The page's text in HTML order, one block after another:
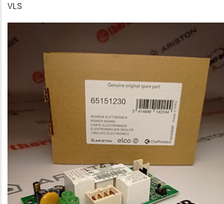
VLS